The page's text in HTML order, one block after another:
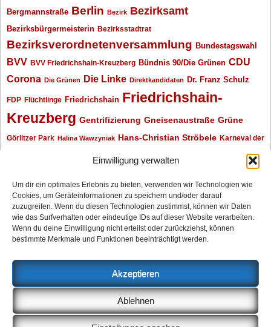
Einwilligung verwalten
Um dir ein optimales Erlebnis zu bieten, verwenden wir Technologien wie
Cookies, um Geräteinformationen zu speichern und/oder darauf
zuzugreifen. Wenn du diesen Technologien zustimmst, können wir Daten
wie das Surfverhalten oder eindeutige IDs auf dieser Website verarbeiten.
Wenn du deine Einwilligung nicht erteilst oder zurückziehst, können
bestimmte Merkmale und Funktionen beeinträchtigt werden.
Akzeptieren
Ablehnen
Bergmannstraße Berlin Bezirk Bezirksamt
Bezirksbürgermeisterin Bezirksstadtrat
Bezirksverordnetenversammlung Bundestagswahl
BVV BVV Friedrichshain-Kreuzberg Bündnis 90/Die Grünen CDU
Corona Die Grünen Die Linke Direktkandidaten Dr. Franz Schulz
FDP Flüchtlinge Friedrichshain Friedrichshain-
Kreuzberg Gentrifizierung Gneisenaustraße Grüne
Görlitzer Park Halina Wawzyniak Hans-Christian Ströbele Karneval der
Klaus Wowereit
Neukölln Oliver Nöll Oranienplatz Piraten Piratenpartei Polizeimeldungen
Redaktionsgespräch Senat SPD
Archiv
Archiv
Impressum
Datenschutzerklärung
Anzeigen